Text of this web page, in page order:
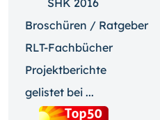
SHK 2016
Broschüren / Ratgeber
RLT-Fachbücher
Projektberichte
gelistet bei ...